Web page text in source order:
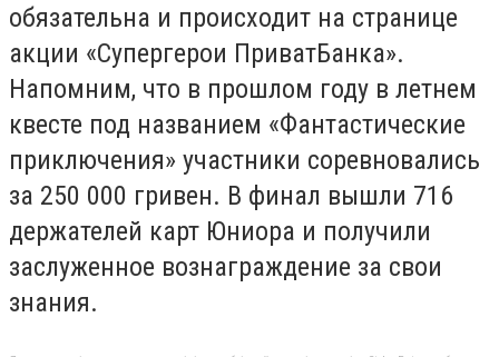
обязательна и происходит на странице
акции «Супергерои ПриватБанка».
Напомним, что в прошлом году в летнем
квесте под названием «Фантастические
приключения» участники соревновались
за 250 000 гривен. В финал вышли 716
держателей карт Юниора и получили
заслуженное вознаграждение за свои
знания.